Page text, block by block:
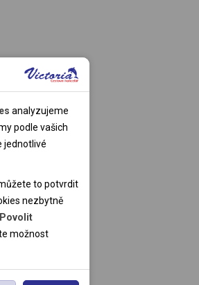
analyzujeme
podle vašich
jednotlivé
to potvrdit
nezbytně
možnost
použitelná
stránky a
Webová
cookies.
také jejich
bez
Bez vašeho
přizpůsobit
Bez souhlasu